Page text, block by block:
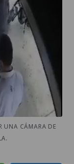
UNA CÁMARA DE